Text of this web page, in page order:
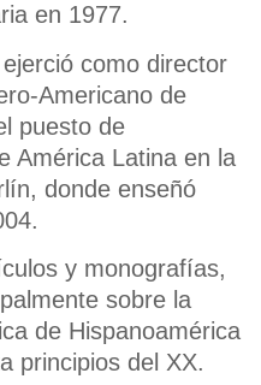
en 1977.
como director
Americano de
puesto de
América Latina en la
donde enseñó
y monografías,
sobre la
de Hispanoamérica
principios del XX.